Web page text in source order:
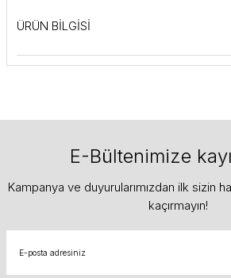
ÜRÜN BİLGİSİ
E-Bültenimize
Kampanya ve duyurularımızdan ilk sizin
kaçırmayın!